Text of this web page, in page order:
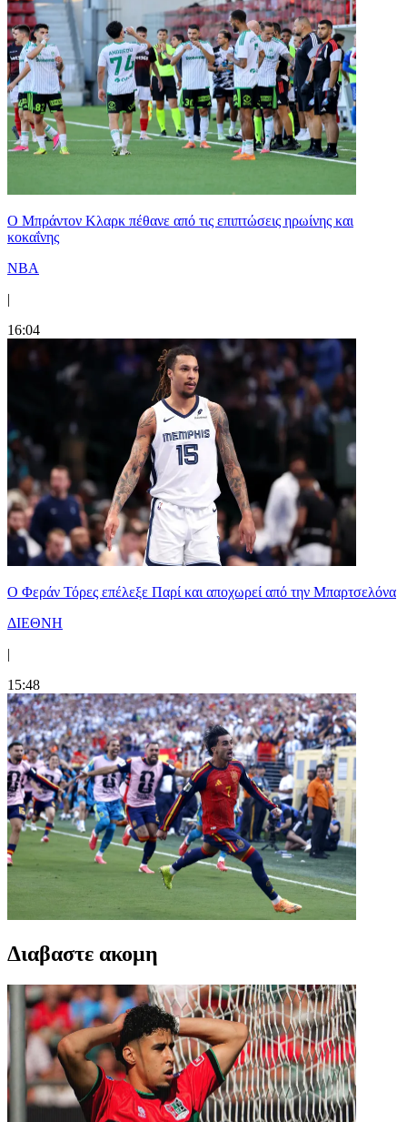
Ο Μπράντον Κλαρκ πέθανε από τις επιπτώσεις ηρωίνης και
κοκαΐνης
NBA
|
16:04
Ο Φεράν Τόρες επέλεξε Παρί και αποχωρεί από την Μπαρτσελόνα
ΔΙΕΘΝΗ
|
15:48
Διαβαστε ακομη